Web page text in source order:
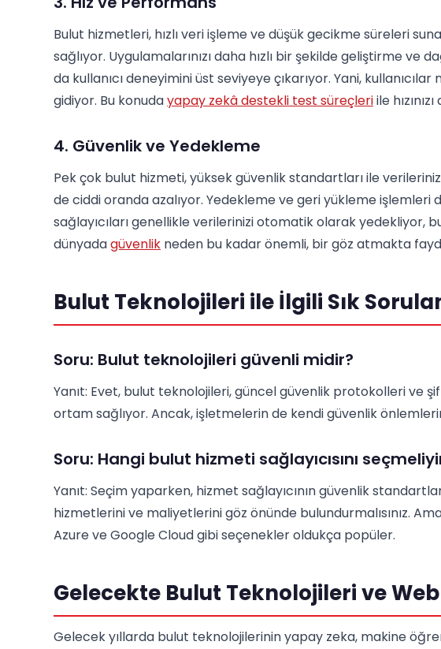
Bulut hizmetleri, hızlı veri işleme ve düşük gecikme süreleri
sağlıyor. Uygulamalarınızı daha hızlı bir şekilde geliştirme ve
da kullanıcı deneyimini üst seviyeye çıkarıyor. Yani,
gidiyor. Bu konudayapay zekâ destekli test süreçleriile
4. Güvenlik ve Yedekleme
Pek çok bulut hizmeti, yüksek güvenlik standartları ile
de ciddi oranda azalıyor. Yedekleme ve geri yükleme işlemleri
sağlayıcıları genellikle verilerinizi otomatik olarak yedekliyor,
dünyadagüvenlik neden bu kadar önemli, bir göz atmakta
Bulut Teknolojileri ile İlgili Sık
Soru: Bulut teknolojileri güvenli midir?
Yanıt: Evet, bulut teknolojileri, güncel güvenlik protokolleri ve
ortam sağlıyor. Ancak, işletmelerin de kendi güvenlik
Soru: Hangi bulut hizmeti sağlayıcısını
Yanıt: Seçim yaparken, hizmet sağlayıcının güvenlik
hizmetlerini ve maliyetlerini göz önünde bulundurmalısınız.
Azure ve Google Cloud gibi seçenekler oldukça popüler.
Gelecekte Bulut Teknolojileri ve Web
Gelecek yıllarda bulut teknolojilerinin yapay zeka, makine